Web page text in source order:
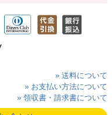
» 送料について
» お支払い方法について
» 領収書・請求書について